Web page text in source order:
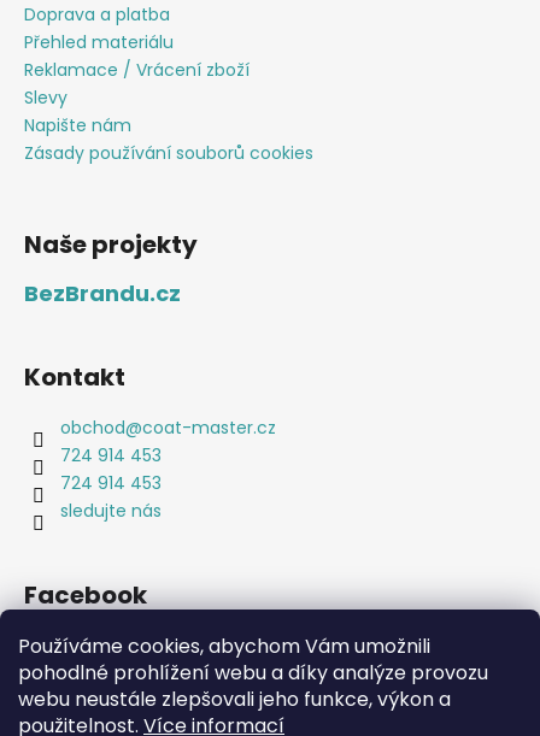
Používáme cookies, abychom Vám umožnili
pohodlné prohlížení webu a díky analýze provozu
webu neustále zlepšovali jeho funkce, výkon a
použitelnost. Více informací
Doprava a platba
Přehled materiálu
Reklamace / Vrácení zboží
Slevy
Napište nám
Zásady používání souborů cookies
Naše projekty
BezBrandu.cz
Kontakt
obchod@coat-master.cz
724 914 453
724 914 453
sledujte nás
Facebook
Coat-Master.cz Doplňky ve 100% kvalitě za 10% ceny